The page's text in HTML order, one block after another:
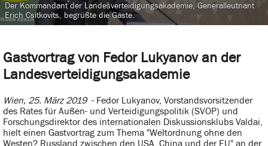
Gastvortrag von Fedor Lukyanov an der
Landesverteidigungsakademie
Wien, 25. März 2019 - Fedor Lukyanov, Vorstandsvorsitzender
des Rates für Außen- und Verteidigungspolitik (SVOP) und
Forschungsdirektor des internationalen Diskussionsklubs Valdai,
hielt einen Gastvortrag zum Thema "Weltordnung ohne den
Westen? Russland zwischen den USA, China und der EU" an der
Der Kommandant der Landesverteidigungsakademie, Generalleutnant
Erich Csitkovits, begrüßte die Gäste.